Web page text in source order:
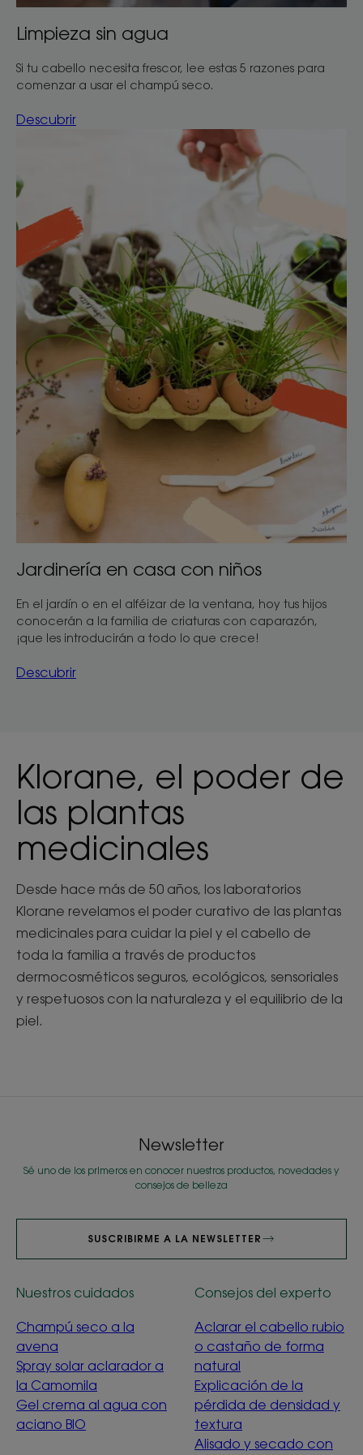
Limpieza sin agua
Si tu cabello necesita frescor, lee estas 5 razones para
comenzar a usar el champú seco.
Descubrir
en
casa
con
niños
Jardinería en casa con niños
En el jardín o en el alféizar de la ventana, hoy tus hijos
conocerán a la familia de criaturas con caparazón,
¡que les introducirán a todo lo que crece!
Descubrir
Klorane, el poder de
las plantas
medicinales
Desde hace más de 50 años, los laboratorios
Klorane revelamos el poder curativo de las plantas
medicinales para cuidar la piel y el cabello de
toda la familia a través de productos
dermocosméticos seguros, ecológicos, sensoriales
y respetuosos con la naturaleza y el equilibrio de la
piel.
Newsletter
Sé uno de los primeros en conocer nuestros productos, novedades y
consejos de belleza
SUSCRIBIRME A LA NEWSLETTER
Nuestros cuidados
Champú seco a la
avena
Spray solar aclarador a
la Camomila
Gel crema al agua con
aciano BIO
Consejos del experto
Aclarar el cabello rubio
o castaño de forma
natural
Explicación de la
pérdida de densidad y
textura
Alisado y secado con